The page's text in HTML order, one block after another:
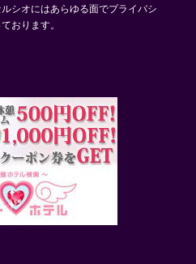
シオにはあらゆる面でプライバシ
おります。